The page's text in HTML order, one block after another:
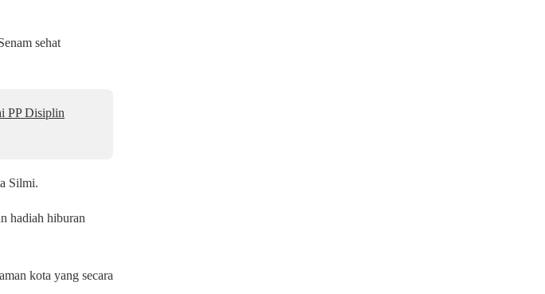
sehat
PP Disiplin
Silmi.
hadiah hiburan
kota yang secara